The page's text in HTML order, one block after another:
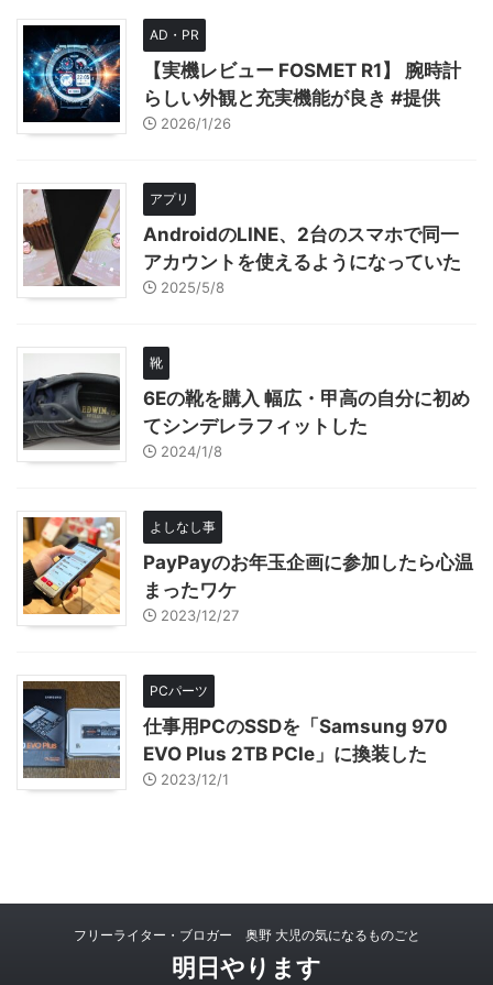
AD・PR
【実機レビュー FOSMET R1】 腕時計
らしい外観と充実機能が良き #提供
2026/1/26
アプリ
AndroidのLINE、2台のスマホで同一
アカウントを使えるようになっていた
2025/5/8
靴
6Eの靴を購入 幅広・甲高の自分に初め
てシンデレラフィットした
2024/1/8
よしなし事
PayPayのお年玉企画に参加したら心温
まったワケ
2023/12/27
PCパーツ
仕事用PCのSSDを「Samsung 970
EVO Plus 2TB PCIe」に換装した
2023/12/1
フリーライター・ブロガー 奥野 大児の気になるものごと
明日やります